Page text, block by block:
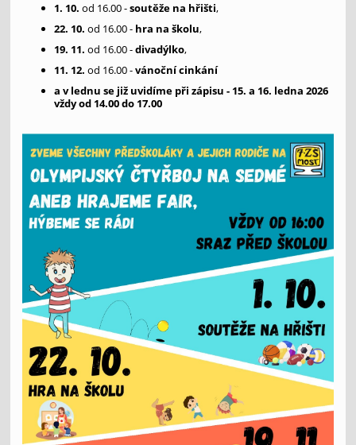
1. 10. od 16.00 -soutěže na hřišti,
22. 10. od 16.00 - hra na školu,
19. 11. od 16.00 -divadýlko,
11. 12. od 16.00 -vánoční cinkání
a v lednu se již uvidíme při zápisu - 15. a 16. ledna 2026
vždy od 14.00 do 17.00